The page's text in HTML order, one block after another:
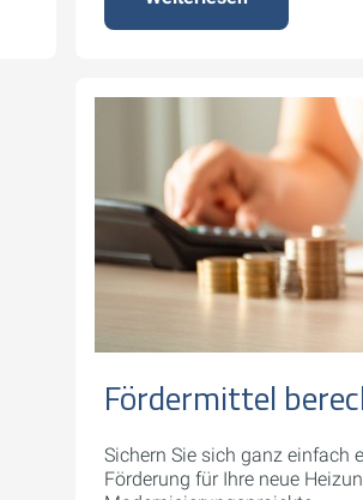
Fördermittel
Sichern Sie sich ganz einfach
Förderung für Ihre neue